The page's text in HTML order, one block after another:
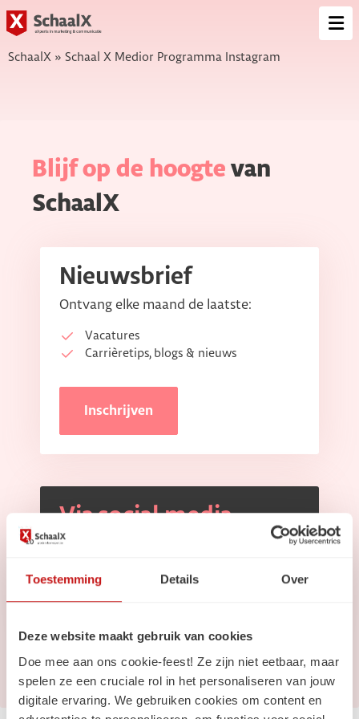
Toestemming Details Over
Deze website maakt gebruik van cookies
Doe mee aan ons cookie-feest! Ze zijn niet eetbaar, maar
spelen ze een cruciale rol in het personaliseren van jouw
digitale ervaring. We gebruiken cookies om content en
SchaalX » Schaal X Medior Programma Instagram
Blijf op de hoogte van
SchaalX
Nieuwsbrief
Ontvang elke maand de laatste:
Vacatures
Carrièretips, blogs & nieuws
Inschrijven
Via social media
Volg ons opInstagram